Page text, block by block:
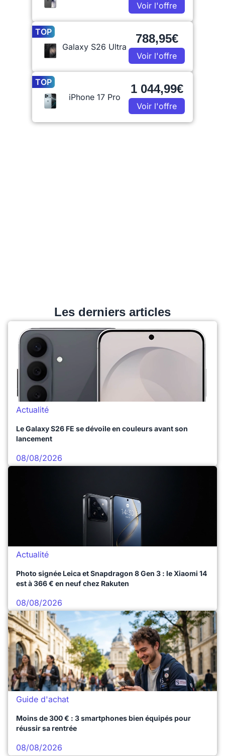
Voir l'offre
TOP
Galaxy S26 Ultra
788,95€
Voir l'offre
TOP
iPhone 17 Pro
1 044,99€
Voir l'offre
Les derniers articles
Actualité
Le Galaxy S26 FE se dévoile en couleurs avant son
lancement
08/08/2026
Actualité
Photo signée Leica et Snapdragon 8 Gen 3 : le Xiaomi 14
est à 366 € en neuf chez Rakuten
08/08/2026
Guide d'achat
Moins de 300 € : 3 smartphones bien équipés pour
réussir sa rentrée
08/08/2026